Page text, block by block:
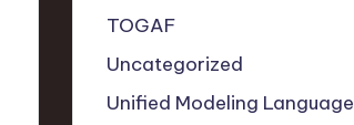
TOGAF
Uncategorized
Unified Modeling Language